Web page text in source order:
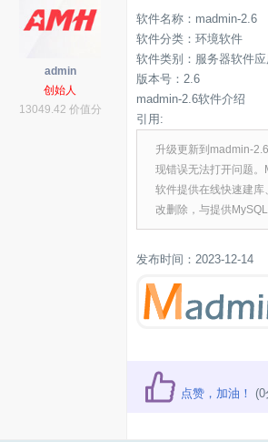
admin
创始人
13049.42 价值分
软件名称：madmin-2.6
软件分类：环境软件
软件类别：服务器软件应
版本号：2.6
madmin-2.6软件介绍
引用:
升级更新到madmin-
现错误无法打开问题
软件提供在线快速建
改删除，与提供
发布时间：2023-12-14
点赞，加油！ (0